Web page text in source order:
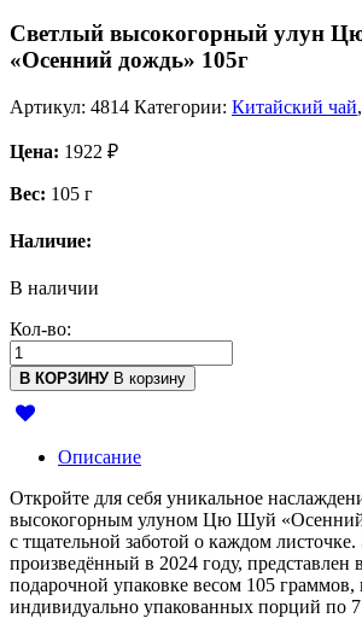
Светлый высокогорный улун
«Осенний дождь» 105г
Артикул: 4814 Категории: Китайский чай,
Цена: 1922 ₽
Вес: 105 г
Наличие:
В наличии
Кол-во:
В КОРЗИНУ В корзину
Описание
Откройте для себя уникальное
высокогорным улуном Цю Шуй
с тщательной заботой о каждом листочке.
произведённый в 2024 году, представлен
подарочной упаковке весом 105 граммов,
индивидуально упакованных порций по